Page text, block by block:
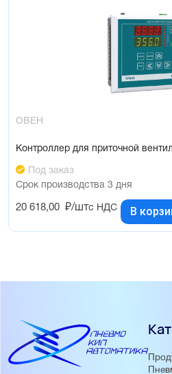
ОВЕН
Контроллер для приточной
Под заказ
Срок производства 3 дня
20 618,00 ₽/штс НДС В